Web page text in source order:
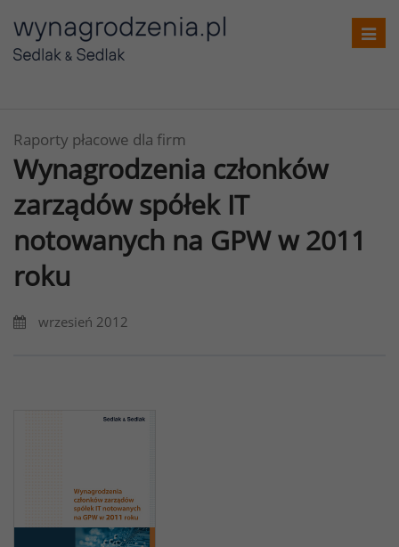
Raporty płacowe dla firm
Wynagrodzenia członków
zarządów spółek IT
notowanych na GPW w 2011
roku
wrzesień 2012